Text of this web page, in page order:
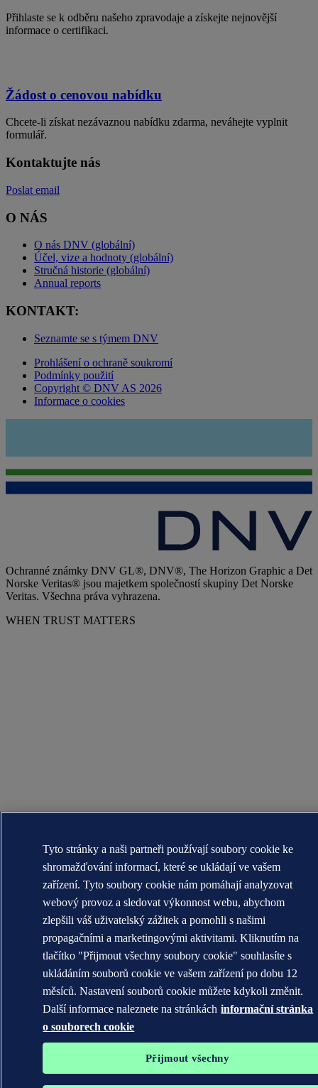
Přihlaste se k odběru našeho zpravodaje a získejte nejnovější
informace o certifikaci.
Žádost o cenovou nabídku
Chcete-li získat nezávaznou nabídku zdarma, neváhejte vyplnit
formulář.
Kontaktujte nás
Poslat email
O NÁS
O nás DNV (globální)
Účel, vize a hodnoty (globální)
Stručná historie (globální)
Annual reports
KONTAKT:
Seznamte se s týmem DNV
Prohlášení o ochraně soukromí
Podmínky použití
Copyright © DNV AS 2026
Informace o cookies
Ochranné známky DNV GL®, DNV®, The Horizon Graphic a Det
Norske Veritas® jsou majetkem společností skupiny Det Norske
Veritas. Všechna práva vyhrazena.
WHEN TRUST MATTERS
Tyto stránky a naši partneři používají soubory cookie ke
shromažďování informací, které se ukládají ve vašem
zařízení. Tyto soubory cookie nám pomáhají analyzovat
webový provoz a sledovat výkonnost webu, abychom
zlepšili váš uživatelský zážitek a pomohli s našimi
propagačními a marketingovými aktivitami. Kliknutím na
tlačítko "Přijmout všechny soubory cookie" souhlasíte s
ukládáním souborů cookie ve vašem zařízení po dobu 12
měsíců. Nastavení souborů cookie můžete kdykoli změnit.
Další informace naleznete na stránkách informační stránka
o souborech cookie
Přijmout všechny